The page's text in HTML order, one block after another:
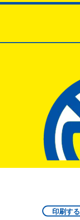
印刷する